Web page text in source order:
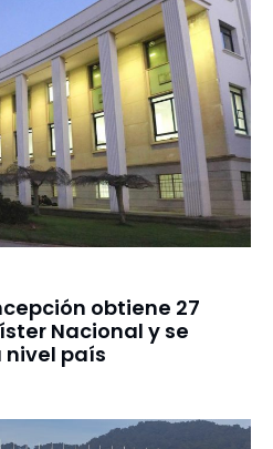
obtiene 27
Nacional y se
país